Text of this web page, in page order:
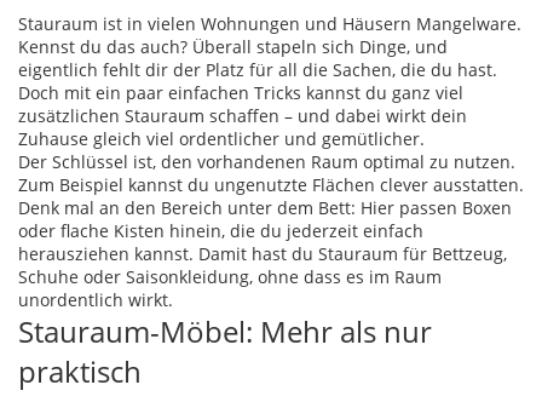
Stauraum ist in vielen Wohnungen und Häusern Mangelware.
Kennst du das auch? Überall stapeln sich Dinge, und
eigentlich fehlt dir der Platz für all die Sachen, die du hast.
Doch mit ein paar einfachen Tricks kannst du ganz viel
zusätzlichen Stauraum schaffen – und dabei wirkt dein
Zuhause gleich viel ordentlicher und gemütlicher.
Der Schlüssel ist, den vorhandenen Raum optimal zu nutzen.
Zum Beispiel kannst du ungenutzte Flächen clever ausstatten.
Denk mal an den Bereich unter dem Bett: Hier passen Boxen
oder flache Kisten hinein, die du jederzeit einfach
herausziehen kannst. Damit hast du Stauraum für Bettzeug,
Schuhe oder Saisonkleidung, ohne dass es im Raum
unordentlich wirkt.
Stauraum-Möbel: Mehr als nur
praktisch